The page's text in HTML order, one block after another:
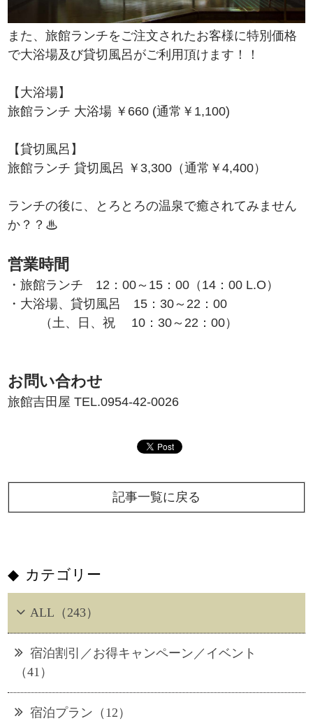
また、旅館ランチをご注文されたお客様に特別価格
で大浴場及び貸切風呂がご利用頂けます！！
【大浴場】
旅館ランチ 大浴場 ￥660 (通常￥1,100)
【貸切風呂】
旅館ランチ 貸切風呂 ￥3,300（通常￥4,400）
ランチの後に、とろとろの温泉で癒されてみません
か？？♨
営業時間
・旅館ランチ 12：00～15：00（14：00 L.O）
・大浴場、貸切風呂 15：30～22：00
（土、日、祝 10：30～22：00）
お問い合わせ
旅館吉田屋 TEL.0954-42-0026
記事一覧に戻る
カテゴリー
ALL（243）
宿泊割引／お得キャンペーン／イベント
（41）
宿泊プラン（12）